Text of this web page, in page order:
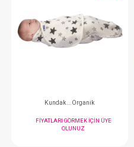
Kundak...Kabartmalı Velboa -
FIYATLARI GÖRMEK IÇIN
#012.306